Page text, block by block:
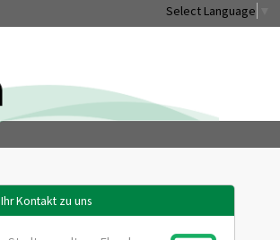
Select Language
Ihr Kontakt zu uns